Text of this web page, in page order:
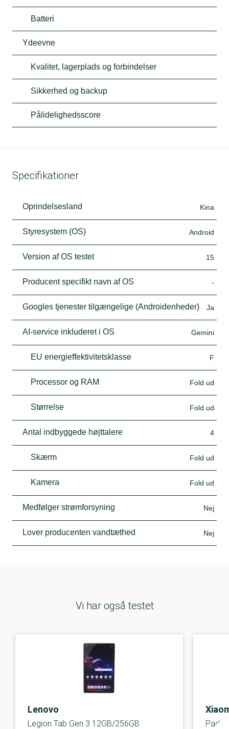
Batteri
Ydeevne
Kvalitet, lagerplads og forbindelser
Sikkerhed og backup
Pålidelighedsscore
Specifikationer
Oprindelsesland Kina
Styresystem (OS) Android
Version af OS testet 15
Producent specifikt navn af OS -
Googles tjenester tilgængelige (Androidenheder) Ja
AI-service inkluderet i OS Gemini
EU energieffektivitetsklasse F
Processor og RAM Fold ud
Størrelse Fold ud
Antal indbyggede højttalere 4
Skærm Fold ud
Kamera Fold ud
Medfølger strømforsyning Nej
Lover producenten vandtæthed Nej
Vi har også testet
Lenovo
Legion Tab Gen 3 12GB/256GB Pad 7